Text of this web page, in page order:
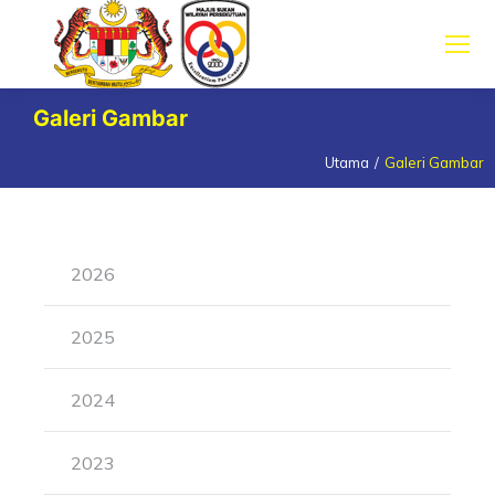
Galeri Gambar
Utama Galeri Gambar
2026
2025
2024
2023